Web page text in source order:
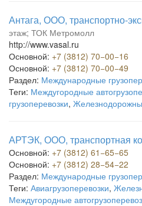
Антага, ООО, транспортно-
этаж; ТОК Метромолл
http://www.vasal.ru
Основной: +7 (3812) 70−00−16
Основной: +7 (3812) 70−00−49
Раздел: Международные
Теги: Междугородные
грузоперевозки,
АРТЭК, ООО, транспортная
Основной: +7 (3812) 61−65−65
Основной: +7 (3812) 28−54−22
Раздел: Международные
Теги: Авиагрузоперевозки,
Междугородные